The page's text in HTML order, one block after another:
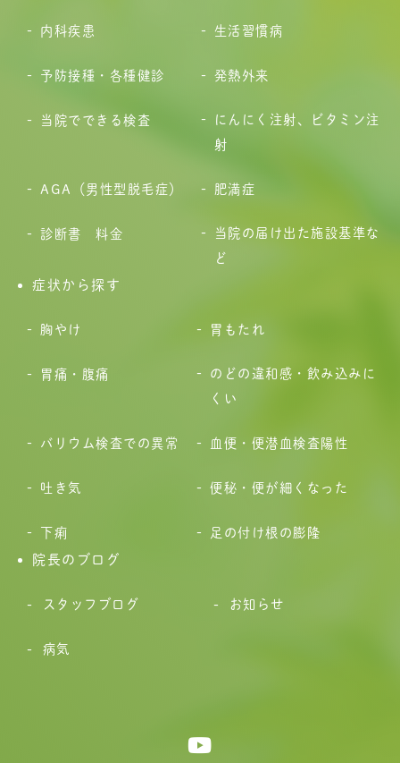
内科疾患 生活習慣病
予防接種・各種健診 発熱外来
当院でできる検査
にんにく注射、ビタミン注
射
AGA（男性型脱毛症） 肥満症
診断書 料金
当院の届け出た施設基準な
ど
症状から探す
胸やけ 胃もたれ
胃痛・腹痛
のどの違和感・飲み込みに
くい
バリウム検査での異常 血便・便潜血検査陽性
吐き気 便秘・便が細くなった
下痢
足の付け根の膨隆
院長のブログ
スタッフブログ お知らせ
病気